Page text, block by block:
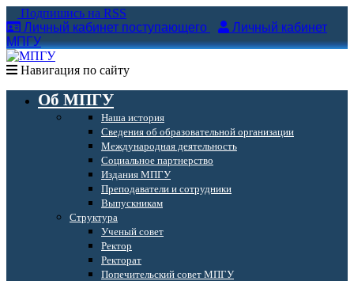
Подпишись на RSS
Личный кабинет поступающего
Личный кабинет
МПГУ
Навигация по сайту
Об МПГУ
Наша история
Сведения об образовательной организации
Международная деятельность
Социальное партнерство
Издания МПГУ
Преподаватели и сотрудники
Выпускникам
Структура
Ученый совет
Ректор
Ректорат
Попечительский совет МПГУ